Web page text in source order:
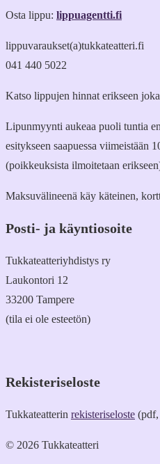
Osta lippu: lippuagentti.fi
lippuvaraukset(a)tukkateatteri.fi
041 440 5022
Katso lippujen hinnat erikseen
Lipunmyynti aukeaa puoli tuntia
esitykseen saapuessa viimeistään
(poikkeuksista ilmoitetaan
Maksuvälineenä käy käteinen,
Posti- ja käyntiosoite
Tukkateatteriyhdistys ry
Laukontori 12
33200 Tampere
(tila ei ole esteetön)
Rekisteriseloste
Tukkateatterin rekisteriseloste (pdf,
© 2026 Tukkateatteri